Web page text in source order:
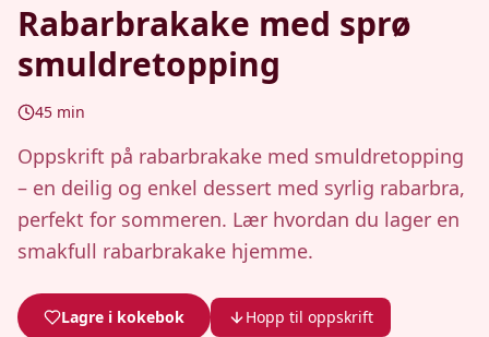
Rabarbrakake med sprø
smuldretopping
45 min
Oppskrift på rabarbrakake med smuldretopping
– en deilig og enkel dessert med syrlig rabarbra,
perfekt for sommeren. Lær hvordan du lager en
smakfull rabarbrakake hjemme.
Lagre i kokebok Hopp til oppskrift